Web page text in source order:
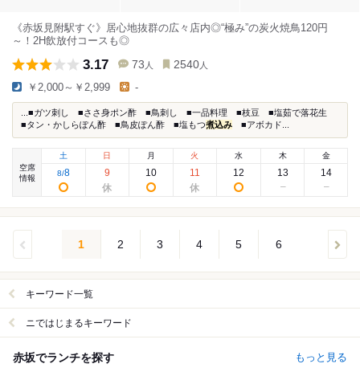
《赤坂見附駅すぐ》居心地抜群の広々店内◎“極み”の炭火焼鳥120円
～！2H飲放付コースも◎
3.17 73 人 2540 人
￥2,000～￥2,999 -
...■ガツ刺し ■ささ身ポン酢 ■鳥刺し ■一品料理 ■枝豆 ■塩茹で落花生
■タン・かしらぽん酢 ■鳥皮ぽん酢 ■塩もつ煮込み ■アボカド...
空席
情報
土
8/8
日
9
月
10
火
11
水
12
木
13
金
14
1 2 3 4 5 6
キーワード一覧
ニではじまるキーワード
赤坂でランチを探す もっと見る